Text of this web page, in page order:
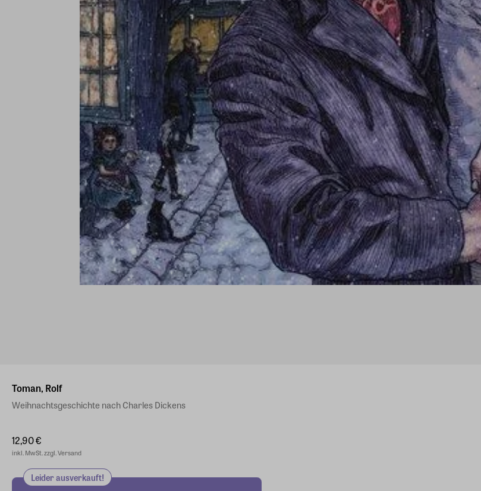
Toman, Rolf
Weihnachtsgeschichte nach Charles Dickens
12,90 €
inkl. MwSt. zzgl. Versand
Leider ausverkauft!